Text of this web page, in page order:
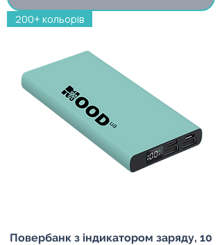
200+ кольорів
Повербанк з індикатором заряду, 10